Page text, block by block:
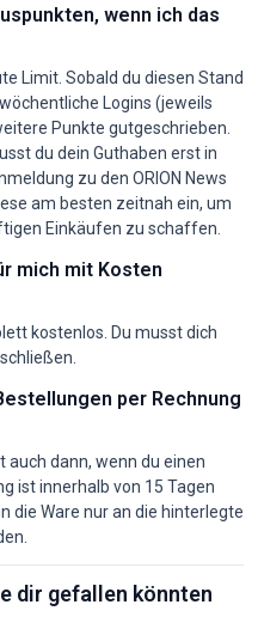
wenn ich das
Limit. Sobald du diesen Stand
Logins (jeweils
Punkte gutgeschrieben.
du dein Guthaben erst in
zu den ORION News
am besten zeitnah ein, um
Einkäufen zu schaffen.
mich mit Kosten
kostenlos. Du musst dich
per Rechnung
auch dann, wenn du einen
ist innerhalb von 15 Tagen
die Ware nur an die hinterlegte
dir gefallen könnten